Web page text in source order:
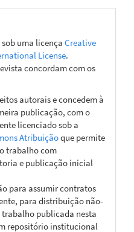
uma licença Creative
License.
concordam com os
autorais e concedem à
publicação, com o
licenciado sob a
Atribuiçãoque permite
trabalho com
e publicação inicial
para assumir contratos
para distribuição não-
publicada nesta
repositório institucional